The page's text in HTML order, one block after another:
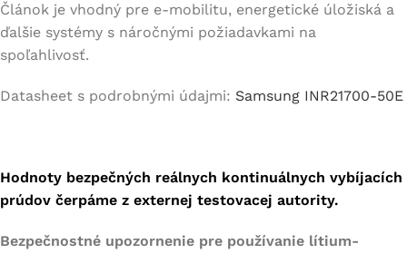
Článok je vhodný pre e-mobilitu, energetické úložiská a
ďalšie systémy s náročnými požiadavkami na
spoľahlivosť.
Datasheet s podrobnými údajmi: Samsung INR21700-50E
Hodnoty bezpečných reálnych kontinuálnych vybíjacích
prúdov čerpáme z externej testovacej autority.
Bezpečnostné upozornenie pre používanie lítium-